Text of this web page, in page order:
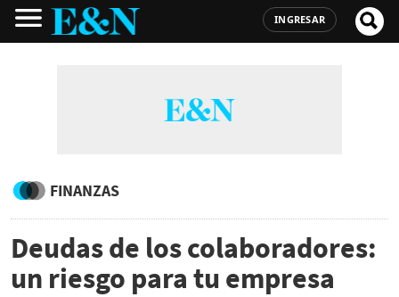
INGRESAR
FINANZAS
Deudas de los colaboradores:
un riesgo para tu empresa